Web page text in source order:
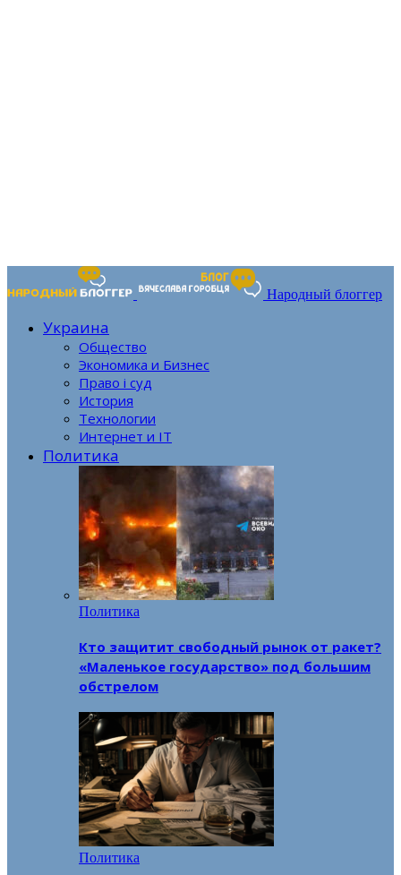
Народный блоггер
Украина
Общество
Экономика и Бизнес
Право і суд
История
Технологии
Интернет и IT
Политика
Политика
Кто защитит свободный рынок от ракет?
«Маленькое государство» под большим
обстрелом
Политика